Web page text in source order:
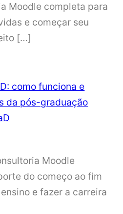
Moodle completa para
e começar seu
[…]
como funciona e
da pós-graduação
Moodle
do começo ao fim
e fazer a carreira